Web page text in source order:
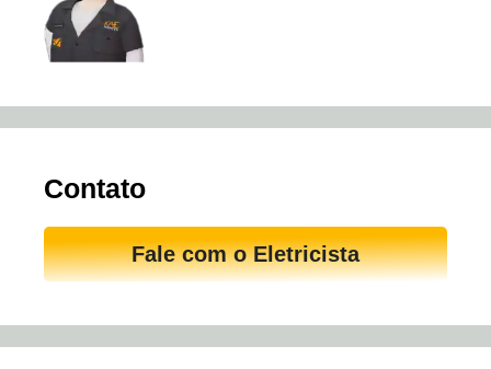
Contato
Fale com o Eletricista